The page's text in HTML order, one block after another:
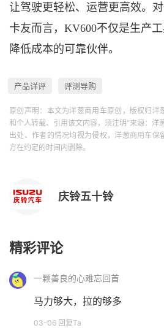
让驾驶更轻松、运营更高效。
卡友而言，KV600不仅是生产工
降低成本的可靠伙伴。
产品详评 评测导购
原创声明：本文为洋葱商用车原创，版权归洋
和个人转载、引用该文内容，须注明“来源：洋
出处、作者的情况均视为侵权，洋葱商用车保
方在约定的时间内删除。
庆铃五十铃
精彩评论
一颗善良的心难忘回首
马力够大，拉的够多
03-06 回复Ta